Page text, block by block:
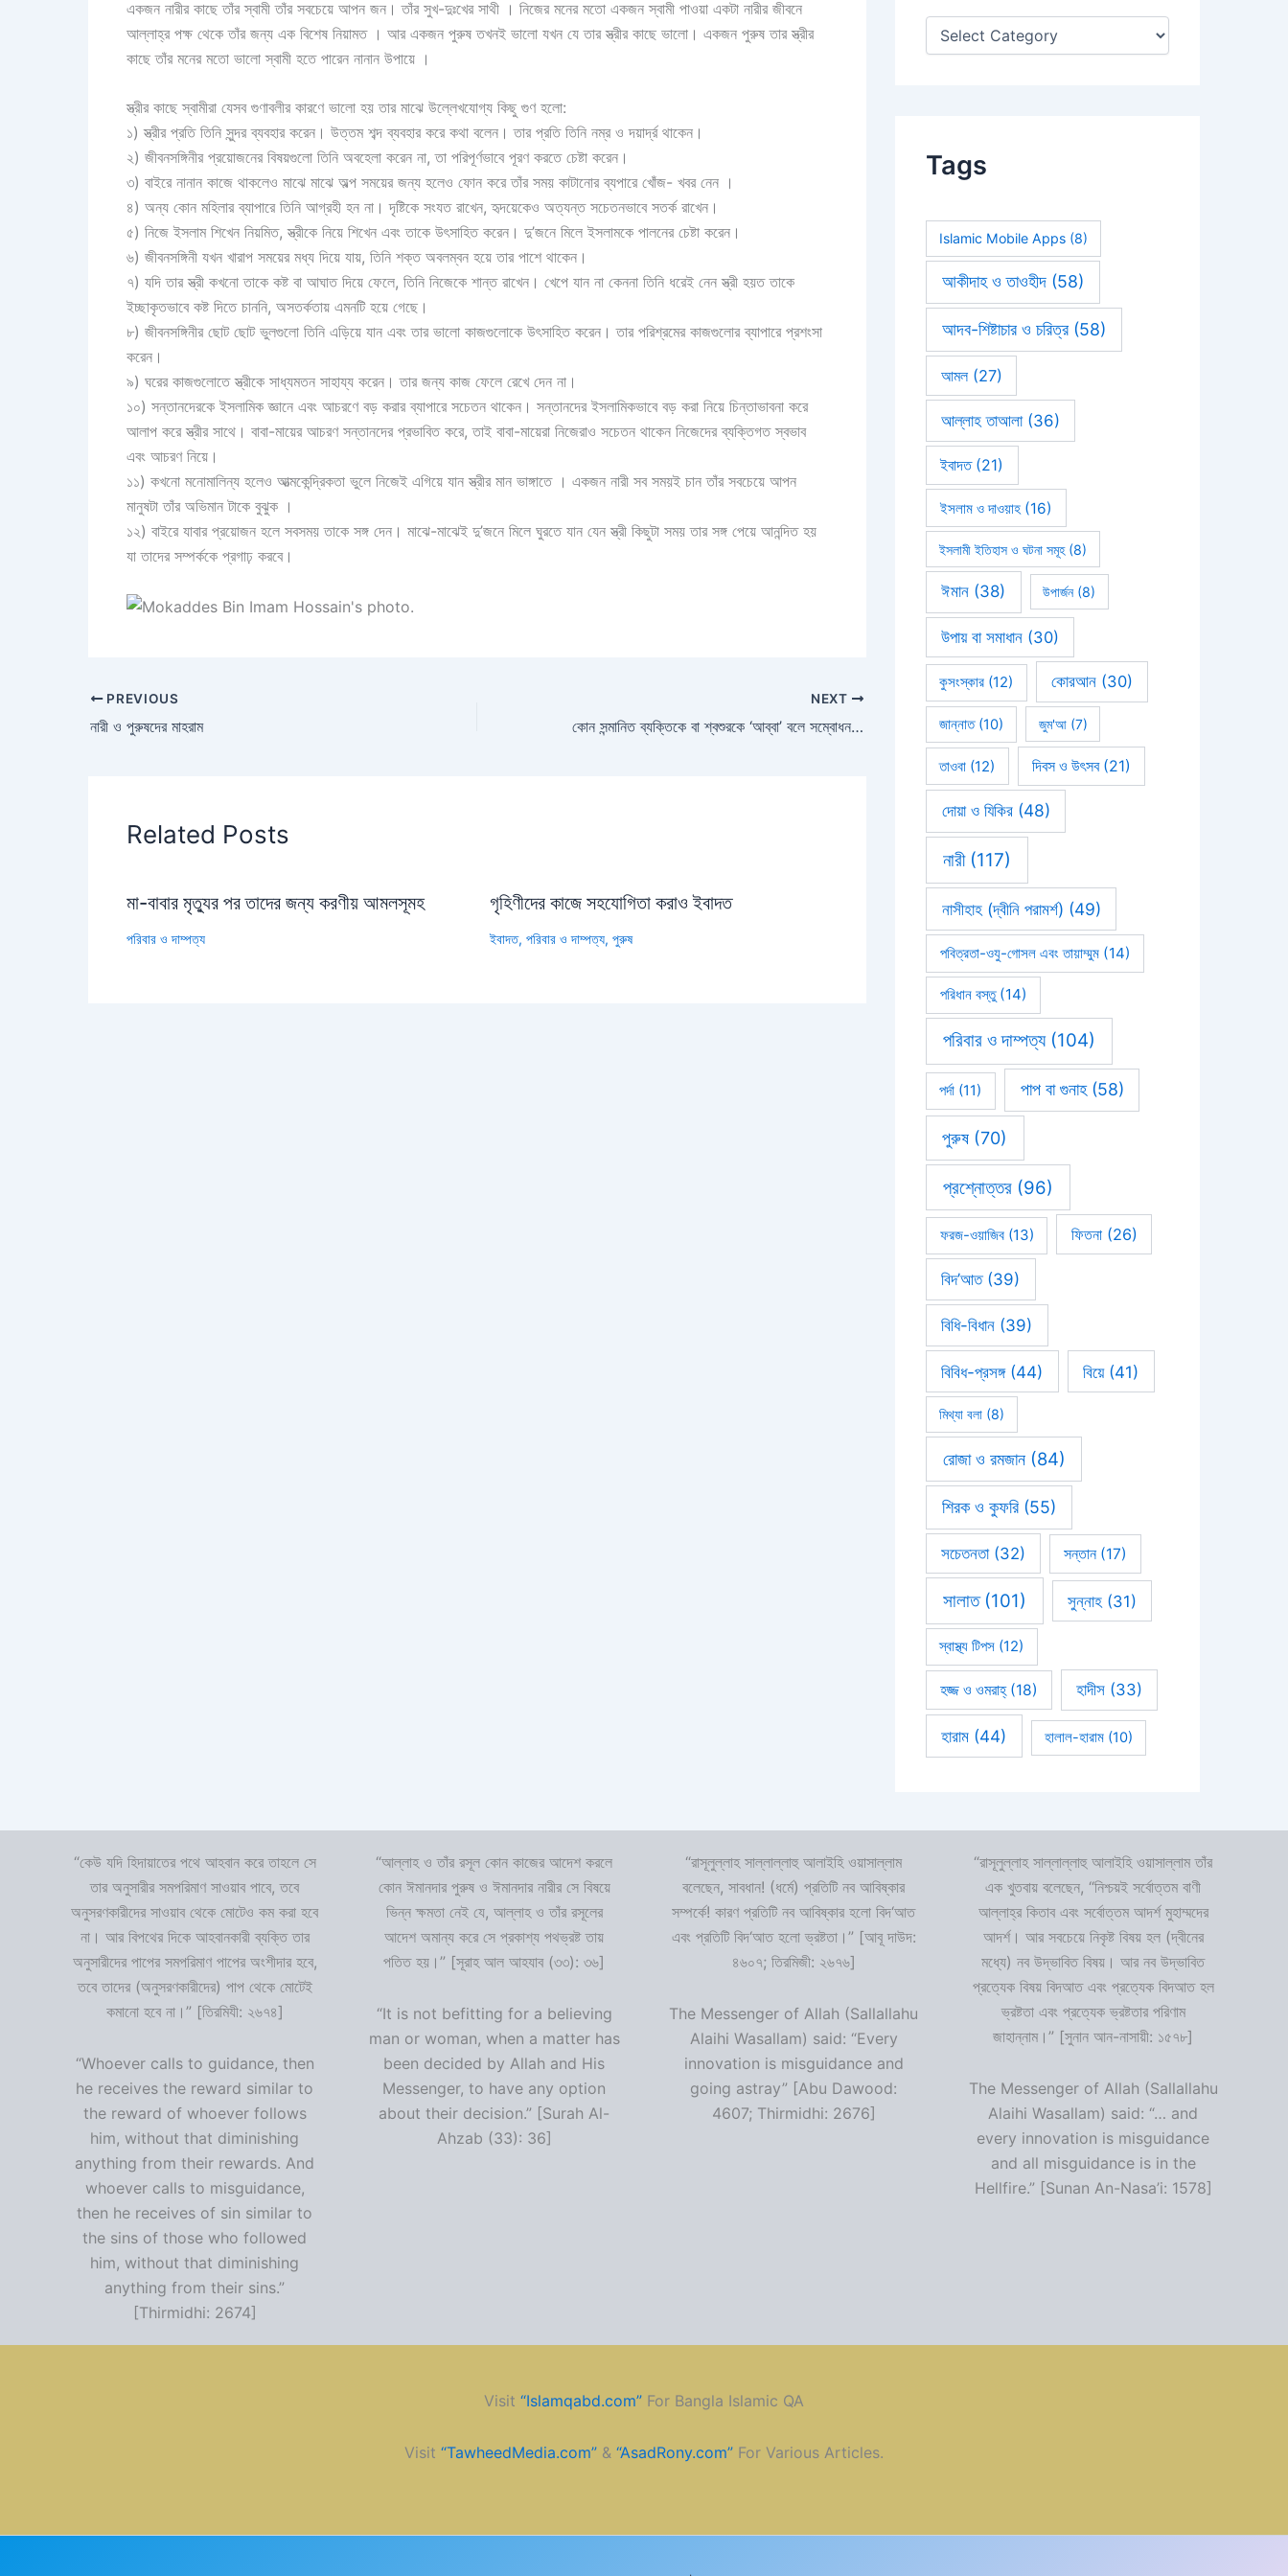
একজন নারীর কাছে তাঁর স্বামী তাঁর সবচেয়ে আপন জন। তাঁর সুখ-দুঃখের সাথী । নিজের মনের মতো একজন স্বামী পাওয়া একটা নারীর জীবনে
আল্লাহ্‌র পক্ষ থেকে তাঁর জন্য এক বিশেষ নিয়ামত । আর একজন পুরুষ তখনই ভালো যখন যে তার স্ত্রীর কাছে ভালো। একজন পুরুষ তার স্ত্রীর
কাছে তাঁর মনের মতো ভালো স্বামী হতে পারেন নানান উপায়ে ।
স্ত্রীর কাছে স্বামীরা যেসব গুণাবলীর কারণে ভালো হয় তার মাঝে উল্লেখযোগ্য কিছু গুণ হলো:
১) স্ত্রীর প্রতি তিনি সুন্দর ব্যবহার করেন। উত্তম শব্দ ব্যবহার করে কথা বলেন। তার প্রতি তিনি নম্র ও দয়ার্দ্র থাকেন।
২) জীবনসঙ্গিনীর প্রয়োজনের বিষয়গুলো তিনি অবহেলা করেন না, তা পরিপূর্ণভাবে পূরণ করতে চেষ্টা করেন।
৩) বাইরে নানান কাজে থাকলেও মাঝে মাঝে অল্প সময়ের জন্য হলেও ফোন করে তাঁর সময় কাটানোর ব্যপারে খোঁজ- খবর নেন ।
৪) অন্য কোন মহিলার ব্যাপারে তিনি আগ্রহী হন না। দৃষ্টিকে সংযত রাখেন, হৃদয়েকেও অত্যন্ত সচেতনভাবে সতর্ক রাখেন।
৫) নিজে ইসলাম শিখেন নিয়মিত, স্ত্রীকে নিয়ে শিখেন এবং তাকে উৎসাহিত করেন। দু’জনে মিলে ইসলামকে পালনের চেষ্টা করেন।
৬) জীবনসঙ্গিনী যখন খারাপ সময়ের মধ্য দিয়ে যায়, তিনি শক্ত অবলম্বন হয়ে তার পাশে থাকেন।
৭) যদি তার স্ত্রী কখনো তাকে কষ্ট বা আঘাত দিয়ে ফেলে, তিনি নিজেকে শান্ত রাখেন। খেপে যান না কেননা তিনি ধরেই নেন স্ত্রী হয়ত তাকে
ইচ্ছাকৃতভাবে কষ্ট দিতে চাননি, অসতর্কতায় এমনটি হয়ে গেছে।
৮) জীবনসঙ্গিনীর ছোট ছোট ভুলগুলো তিনি এড়িয়ে যান এবং তার ভালো কাজগুলোকে উৎসাহিত করেন। তার পরিশ্রমের কাজগুলোর ব্যাপারে প্রশংসা
করেন।
৯) ঘরের কাজগুলোতে স্ত্রীকে সাধ্যমতন সাহায্য করেন। তার জন্য কাজ ফেলে রেখে দেন না।
১০) সন্তানদেরকে ইসলামিক জ্ঞানে এবং আচরণে বড় করার ব্যাপারে সচেতন থাকেন। সন্তানদের ইসলামিকভাবে বড় করা নিয়ে চিন্তাভাবনা করে
আলাপ করে স্ত্রীর সাথে। বাবা-মায়ের আচরণ সন্তানদের প্রভাবিত করে, তাই বাবা-মায়েরা নিজেরাও সচেতন থাকেন নিজেদের ব্যক্তিগত স্বভাব
এবং আচরণ নিয়ে।
১১) কখনো মনোমালিন্য হলেও আত্মকেন্দ্রিকতা ভুলে নিজেই এগিয়ে যান স্ত্রীর মান ভাঙ্গাতে । একজন নারী সব সময়ই চান তাঁর সবচেয়ে আপন
মানুষটা তাঁর অভিমান টাকে বুঝুক ।
১২) বাইরে যাবার প্রয়োজন হলে সবসময় তাকে সঙ্গ দেন। মাঝে-মাঝেই দু’জনে মিলে ঘুরতে যান যেন স্ত্রী কিছুটা সময় তার সঙ্গ পেয়ে আনন্দিত হয়
যা তাদের সম্পর্ককে প্রগাঢ় করবে।
PREVIOUS
নারী‬ ও পুরুষদের মাহরাম
NEXT
কোন‬ সন্মানিত ব্যক্তিকে বা শ্বশুরকে ‘আব্বা’ বলে সম্বোধন করা
Related Posts
মা-বাবার মৃত্যুর পর তাদের জন্য করণীয় আমলসূমহ
পরিবার ও দাম্পত্য
গৃহিণীদের কাজে সহযোগিতা করাও ইবাদত
ইবাদত, পরিবার ও দাম্পত্য, পুরুষ
:
Tags
Islamic Mobile Apps(8)
আকীদাহ ও তাওহীদ(58)
আদব-শিষ্টাচার ও চরিত্র(58)
আমল(27)
আল্লাহ তাআলা(36)
ইবাদত(21)
ইসলাম ও দাওয়াহ(16)
ইসলামী ইতিহাস ও ঘটনা সমূহ(8)
ঈমান (38) উপার্জন(8)
উপায় বা সমাধান(30)
কুসংস্কার (12) কোরআন(30)
জান্নাত(10) জুম'আ(7)
তাওবা (12) দিবস ও উৎসব(21)
দোয়া ও যিকির(48)
নারী(117)
নাসীহাহ (দ্বীনি পরামর্শ) (49)
পবিত্রতা-ওযু-গোসল এবং তায়াম্মুম(14)
পরিধান বস্তু(14)
পরিবার ও দাম্পত্য(104)
পর্দা (11) পাপ বা গুনাহ(58)
পুরুষ (70)
প্রশ্নোত্তর(96)
ফরজ-ওয়াজিব(13) ফিতনা(26)
বিদ’আত(39)
বিধি-বিধান (39)
বিবিধ-প্রসঙ্গ(44) বিয়ে(41)
মিথ্যা বলা(8)
রোজা ও রমজান(84)
শিরক ও কুফরি(55)
সচেতনতা(32) সন্তান(17)
সালাত(101) সুন্নাহ(31)
স্বাস্থ্য টিপস (12)
হজ্জ ও ওমরাহ্‌(18) হাদীস (33)
হারাম (44) হালাল-হারাম (10)
“কেউ যদি হিদায়াতের পথে আহবান করে তাহলে সে
তার অনুসারীর সমপরিমাণ সাওয়াব পাবে, তবে
অনুসরণকারীদের সাওয়াব থেকে মোটেও কম করা হবে
না। আর বিপথের দিকে আহবানকারী ব্যক্তি তার
অনুসারীদের পাপের সমপরিমাণ পাপের অংশীদার হবে,
তবে তাদের (অনুসরণকারীদের) পাপ থেকে মোটেই
কমানো হবে না।” [তিরমিযী: ২৬৭৪]
“Whoever calls to guidance, then
he receives the reward similar to
the reward of whoever follows
him, without that diminishing
anything from their rewards. And
whoever calls to misguidance,
then he receives of sin similar to
the sins of those who followed
him, without that diminishing
anything from their sins.”
[Thirmidhi: 2674]
“আল্লাহ ও তাঁর রসূল কোন কাজের আদেশ করলে
কোন ঈমানদার পুরুষ ও ঈমানদার নারীর সে বিষয়ে
ভিন্ন ক্ষমতা নেই যে, আল্লাহ ও তাঁর রসূলের
আদেশ অমান্য করে সে প্রকাশ্য পথভ্রষ্ট তায়
পতিত হয়।” [সূরাহ আল আহযাব (৩৩): ৩৬]
“It is not befitting for a believing
man or woman, when a matter has
been decided by Allah and His
Messenger, to have any option
about their decision.” [Surah Al-
Ahzab (33): 36]
“রাসূলুল্লাহ সাল্লাল্লাহু আলাইহি ওয়াসাল্লাম
বলেছেন, সাবধান! (ধর্মে) প্রতিটি নব আবিষ্কার
সম্পর্কে! কারণ প্রতিটি নব আবিষ্কার হলো বিদ‘আত
এবং প্রতিটি বিদ‘আত হলো ভ্রষ্টতা।” [আবূ দাউদ:
৪৬০৭; তিরমিজী: ২৬৭৬]
The Messenger of Allah (Sallallahu
Alaihi Wasallam) said: “Every
innovation is misguidance and
going astray” [Abu Dawood:
4607; Thirmidhi: 2676]
“রাসূলুল্লাহ সাল্লাল্লাহু আলাইহি ওয়াসাল্লাম তাঁর
এক খুতবায় বলেছেন, “নিশ্চয়ই সর্বোত্তম বাণী
আল্লাহ্‌র কিতাব এবং সর্বোত্তম আদর্শ মুহাম্মদের
আদর্শ। আর সবচেয়ে নিকৃষ্ট বিষয় হল (দ্বীনের
মধ্যে) নব উদ্ভাবিত বিষয়। আর নব উদ্ভাবিত
প্রত্যেক বিষয় বিদআত এবং প্রত্যেক বিদআত হল
ভ্রষ্টতা এবং প্রত্যেক ভ্রষ্টতার পরিণাম
জাহান্নাম।” [সুনান আন-নাসায়ী: ১৫৭৮]
The Messenger of Allah (Sallallahu
Alaihi Wasallam) said: “… and
every innovation is misguidance
and all misguidance is in the
Hellfire.” [Sunan An-Nasa’i: 1578]
Visit “Islamqabd.com” For Bangla Islamic QA
Visit “TawheedMedia.com” & “AsadRony.com” For Various Articles.